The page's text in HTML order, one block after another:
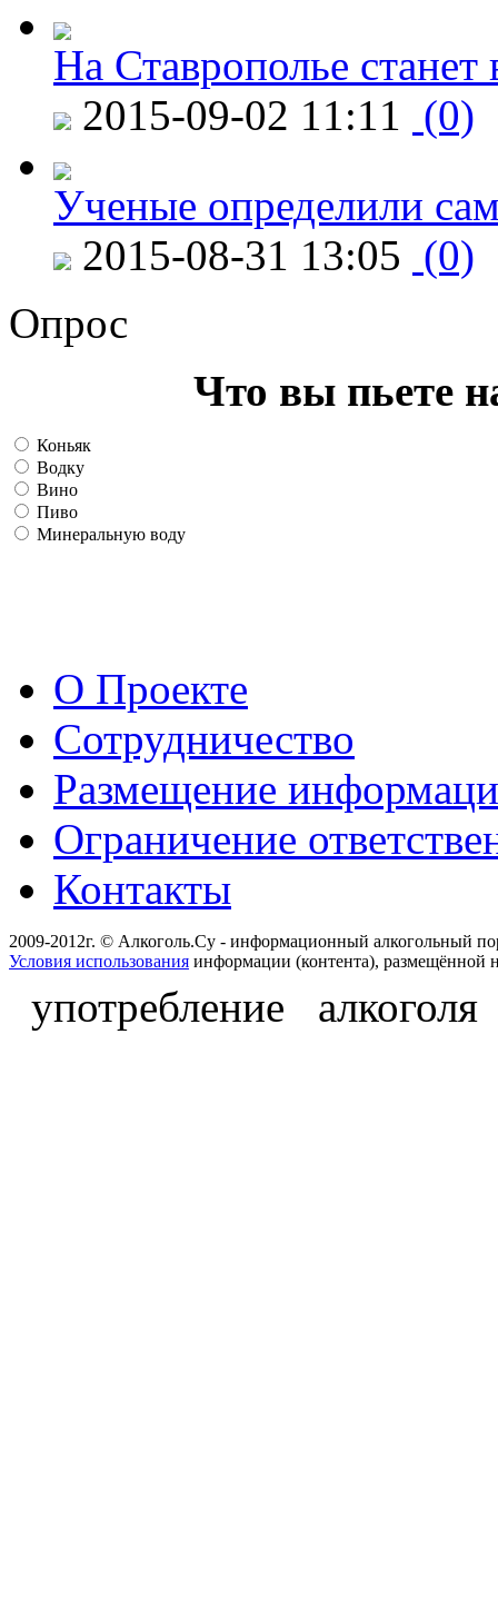
На Ставрополье
2015-09-02 11:11 (0)
Ученые определили
2015-08-31 13:05 (0)
Опрос
Что вы пьете
Коньяк
Водку
Вино
Пиво
Минеральную воду
О Проекте
Сотрудничество
Размещение
Ограничение
Контакты
2009-2012г. © Алкоголь.Су - информационный алкогольный
Условия использования информации (контента), размещённой
употребление